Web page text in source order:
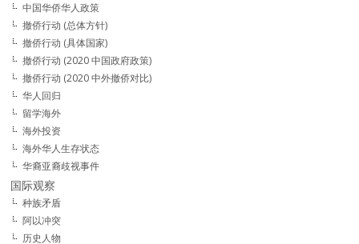
中国华侨华人政策
撤侨行动 (总体方针)
撤侨行动 (具体国家)
撤侨行动 (2020 中国政府政策)
撤侨行动 (2020 中外撤侨对比)
华人回归
留学海外
海外投资
海外华人生存状态
华裔亚裔歧视事件
国际观察
种族矛盾
阿以冲突
历史人物